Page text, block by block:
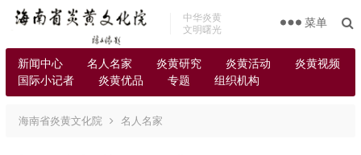
中华炎黄
文明曙光
新闻中心 名人名家 炎黄研究 炎黄活动
炎黄视频
国际小记者
炎黄优品 专题 组织机构
菜单
海南省炎黄文化院 名人名家